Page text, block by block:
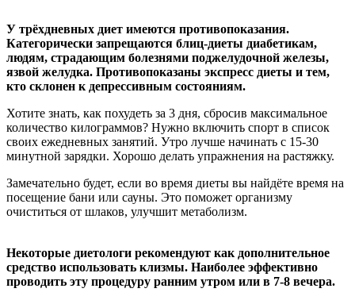
У трёхдневных диет имеются противопоказания.
Категорически запрещаются блиц-диеты диабетикам,
людям, страдающим болезнями поджелудочной железы,
язвой желудка. Противопоказаны экспресс диеты и тем,
кто склонен к депрессивным состояниям.
Хотите знать, как похудеть за 3 дня, сбросив максимальное
количество килограммов? Нужно включить спорт в список
своих ежедневных занятий. Утро лучше начинать с 15-30
минутной зарядки. Хорошо делать упражнения на растяжку.
Замечательно будет, если во время диеты вы найдёте время на
посещение бани или сауны. Это поможет организму
очиститься от шлаков, улучшит метаболизм.
Некоторые диетологи рекомендуют как дополнительное
средство использовать клизмы. Наиболее эффективно
проводить эту процедуру ранним утром или в 7-8 вечера.